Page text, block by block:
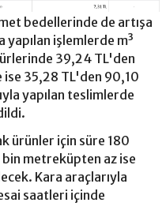
bedellerinde de artışa
yapılan işlemlerde m³
39,24 TL'den
35,28 TL'den 90,10
yapılan teslimlerde
ürünler için süre 180
bin metreküpten az ise
Kara araçlarıyla
saatleri içinde